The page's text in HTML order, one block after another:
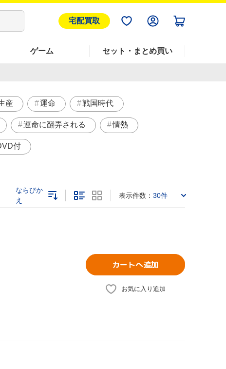
宅配買取
ゲーム セット・まとめ買い
産 運命 戦国時代
運命に翻弄される 情熱
付
ならびか
え
表示件数： 30件
カートへ追加
お気に入り追加